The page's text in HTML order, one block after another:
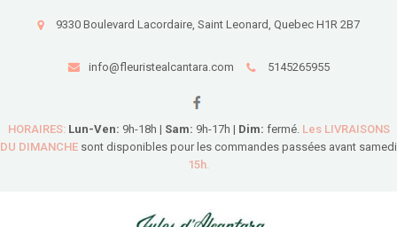
9330 Boulevard Lacordaire, Saint Leonard, Quebec H1R 2B7
info@fleuristealcantara.com 5145265955
HORAIRES: Lun-Ven: 9h-18h | Sam: 9h-17h | Dim: fermé. Les LIVRAISONS
DU DIMANCHE sont disponibles pour les commandes passées avant samedi
15h.